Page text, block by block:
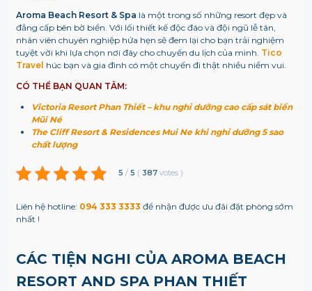
Aroma Beach Resort & Spa là một trong số những resort đẹp và
đẳng cấp bên bờ biển. Với lối thiết kế độc đáo và đội ngũ lễ tân,
nhân viên chuyên nghiệp hứa hẹn sẽ đem lại cho bạn trải nghiệm
tuyệt vời khi lựa chọn nơi đây cho chuyến du lịch của mình. Tico
Travel húc bạn và gia đình có một chuyến đi thật nhiều niềm vui.
CÓ THỂ BẠN QUAN TÂM:
Victoria Resort Phan Thiết – khu nghỉ dưỡng cao cấp sát biển
Mũi Né
The Cliff Resort & Residences Mui Ne khi nghỉ dưỡng 5 sao
chất lượng
5 / 5 ( 387 votes )
Liên hệ hotline: 094 333 3333 để nhận được ưu đãi đặt phòng sớm
nhất !
CÁC TIỆN NGHI CỦA AROMA BEACH
RESORT AND SPA PHAN THIẾT